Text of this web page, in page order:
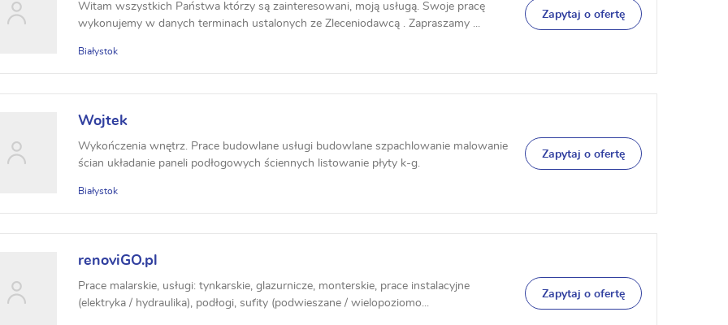
Witam wszystkich Państwa którzy są zainteresowani, moją usługą. Swoje pracę
wykonujemy w danych terminach ustalonych ze Zleceniodawcą . Zapraszamy ...
Białystok
Zapytaj o ofertę
Wojtek
Wykończenia wnętrz. Prace budowlane usługi budowlane szpachlowanie malowanie
ścian układanie paneli podłogowych ściennych listowanie płyty k-g.
Białystok
Zapytaj o ofertę
renoviGO.pl
Prace malarskie, usługi: tynkarskie, glazurnicze, monterskie, prace instalacyjne
(elektryka / hydraulika), podłogi, sufity (podwieszane / wielopoziomo...
Zapytaj o ofertę